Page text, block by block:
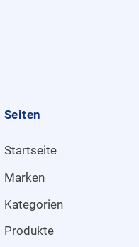
Seiten
Startseite
Marken
Kategorien
Produkte